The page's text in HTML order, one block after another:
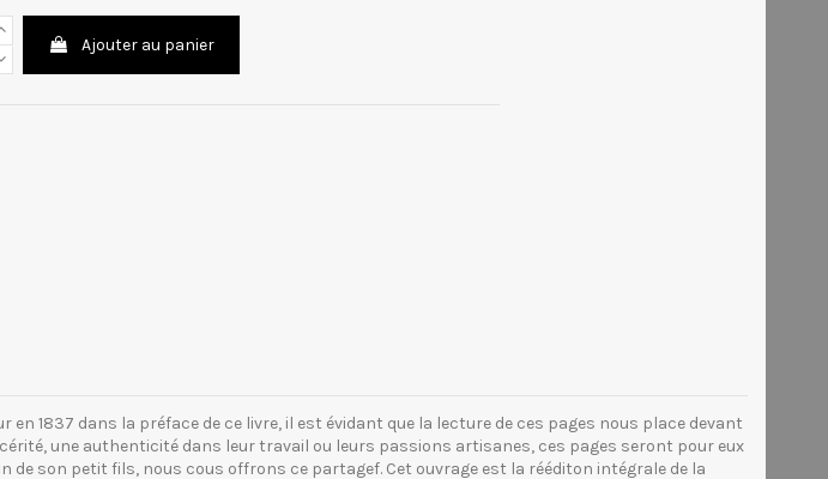
Ajouter au panier
1837 dans la préface de ce livre, il est évidant que la lecture de ces pages nous place devant
une authenticité dans leur travail ou leurs passions artisanes, ces pages seront pour eux
de son petit fils, nous cous offrons ce partagef. Cet ouvrage est la rééditon intégrale de la